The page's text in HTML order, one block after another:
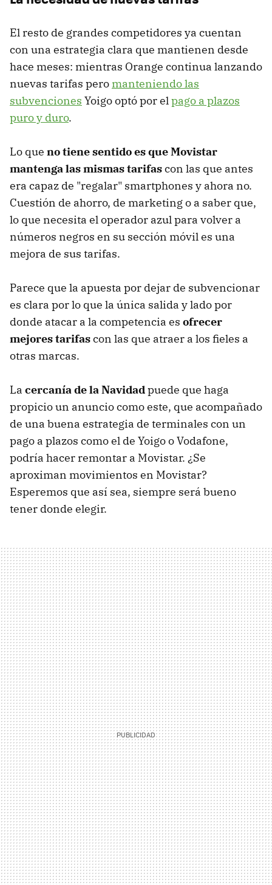
El resto de grandes competidores ya cuentan
con una estrategia clara que mantienen desde
hace meses: mientras Orange continua lanzando
nuevas tarifas pero manteniendo las
subvenciones Yoigo optó por el pago a plazos
puro y duro.
Lo que no tiene sentido es que Movistar
mantenga las mismas tarifascon las que antes
era capaz de "regalar" smartphones y ahora no.
Cuestión de ahorro, de marketing o a saber que,
lo que necesita el operador azul para volver a
números negros en su sección móvil es una
mejora de sus tarifas.
Parece que la apuesta por dejar de subvencionar
es clara por lo que la única salida y lado por
donde atacar a la competencia es ofrecer
mejores tarifascon las que atraer a los fieles a
otras marcas.
La cercanía de la Navidadpuede que haga
propicio un anuncio como este, que acompañado
de una buena estrategia de terminales con un
pago a plazos como el de Yoigo o Vodafone,
podría hacer remontar a Movistar. ¿Se
aproximan movimientos en Movistar?
Esperemos que así sea, siempre será bueno
tener donde elegir.